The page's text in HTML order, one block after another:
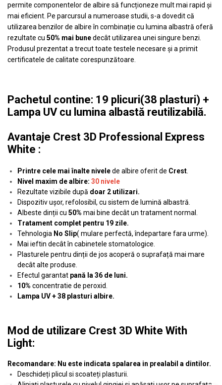
permite componentelor de albire să funcționeze mult mai rapid și
mai eficient. Pe parcursul a numeroase studii, s-a dovedit că
utilizarea benzilor de albire în combinație cu lumina albastră oferă
rezultate cu 50% mai bunedecât utilizarea unei singure benzi.
Produsul prezentat a trecut toate testele necesare și a primit
certificatele de calitate corespunzătoare.
Pachetul contine: 19 plicuri(38 plasturi) +
Lampa UV cu lumina albastă reutilizabilă.
Avantaje Crest 3D Professional Express
White :
Printre cele mai înalte nivelede albire oferit de Crest
Nivel maxim de albire: 30 nivele
Rezultate vizibile după doar 2 utilizari.
Dispozitiv ușor, refolosibil, cu sistem de lumină albastră.
Albeste dinții cu 50% mai bine decât un tratament normal.
Tratament complet pentru 19 zile.
Tehnologia No Slip( mulare perfectă, îndepartare fara urme).
Mai ieftin decât în cabinetele stomatologice.
Plasturele pentru dinții de jos acoperă o suprafață mai mare
decât alte produse.
Efectul garantat pană la 36 de luni.
10% concentratie de peroxid.
Lampa UV + 38 plasturi albire.
Mod de utilizare Crest 3D White With
Light:
Recomandare: Nu este indicata spalarea in prealabil a dintilor.
Deschideți plicul si scoateți plasturii.